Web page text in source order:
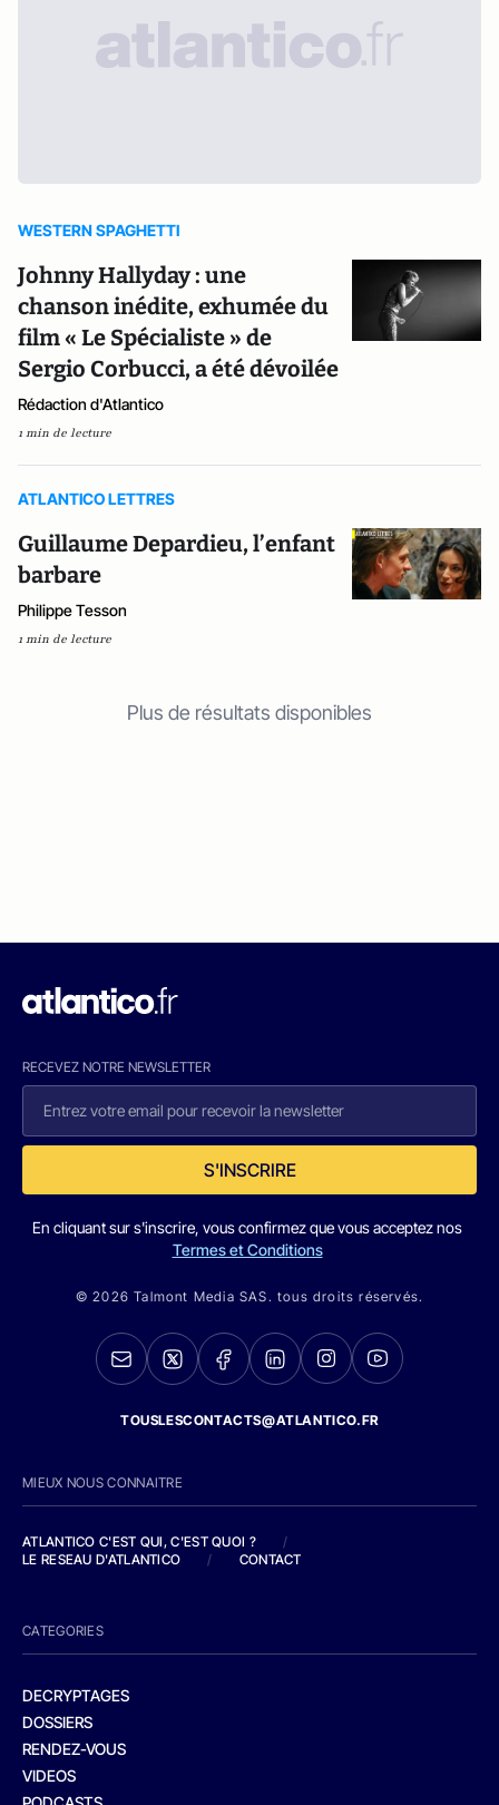
WESTERN SPAGHETTI
Johnny Hallyday : une
chanson inédite, exhumée du
film « Le Spécialiste » de
Sergio Corbucci, a été dévoilée
Rédaction d'Atlantico
1 min de lecture
ATLANTICO LETTRES
Guillaume Depardieu, l’enfant
barbare
Philippe Tesson
1 min de lecture
Plus de résultats disponibles
RECEVEZ NOTRE NEWSLETTER
S'INSCRIRE
En cliquant sur s'inscrire, vous confirmez que vous acceptez nos
Termes et Conditions
© 2026 Talmont Media SAS. tous droits réservés.
TOUSLESCONTACTS@ATLANTICO.FR
MIEUX NOUS CONNAITRE
ATLANTICO C'EST QUI, C'EST QUOI ?
/
LE RESEAU D'ATLANTICO
/ CONTACT
CATEGORIES
DECRYPTAGES
DOSSIERS
RENDEZ-VOUS
VIDEOS